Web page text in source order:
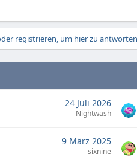
registrieren, um hier zu
24 Juli 2026
Nightwash
9 März 2025
sixnine